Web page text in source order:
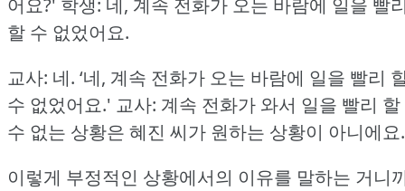
어요?' 학생: 네, 계속 전화가 오는 바람에 일을 빨
할 수 없었어요.
교사: 네. ‘네, 계속 전화가 오는 바람에 일을 빨리
수 없었어요.' 교사: 계속 전화가 와서 일을 빨리 할
수 없는 상황은 혜진 씨가 원하는 상황이 아니에요.
이렇게 부정적인 상황에서의 이유를 말하는 거니